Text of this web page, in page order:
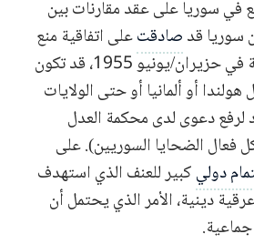
سوريا على عقد مقارنات بين
سوريا قدصادقتعلى اتفاقية منع
جريمة الإبادة الجماعية في حزيران/يونيو 1955، قد تكون
أو ألمانيا أو حتى الولايات
لرفع دعوى لدى محكمة العدل
فعال الضحايا السوريين). على
دوليكبير للعنف الذي استهدف
دينية، الأمر الذي يحتمل أن